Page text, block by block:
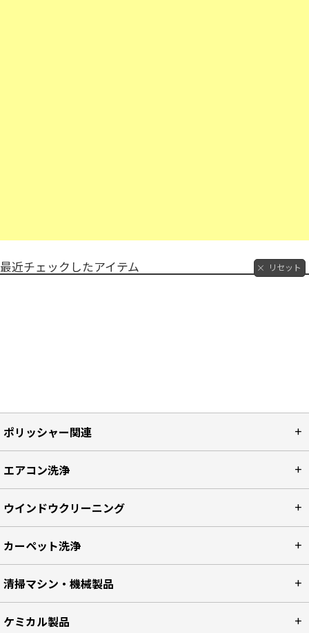
最近チェックしたアイテム リセット
ポリッシャー関連
エアコン洗浄
ウインドウクリーニング
カーペット洗浄
清掃マシン・機械製品
ケミカル製品